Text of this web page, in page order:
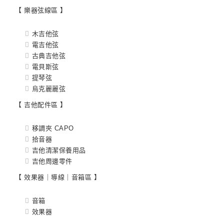
【 樂器弦線區 】
木吉他弦
電吉他弦
古典吉他弦
電貝斯弦
提琴弦
烏克麗麗弦
【 吉他配件區 】
移調夾 CAPO
拾音器
吉他清潔保養用品
吉他周邊零件
【 效果器｜導線｜音箱區 】
音箱
效果器